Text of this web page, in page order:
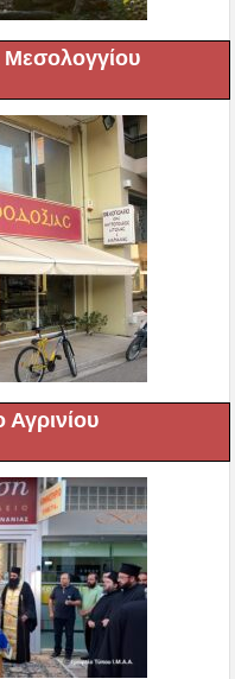
Μεσολογγίου
Αγρινίου